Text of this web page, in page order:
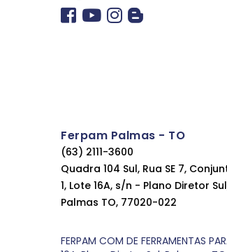
Ferpam Palmas - TO
(63) 2111-3600
Quadra 104 Sul, Rua SE 7,
1, Lote 16A, s/n - Plano Diretor
Palmas TO, 77020-022
FERPAM COM DE